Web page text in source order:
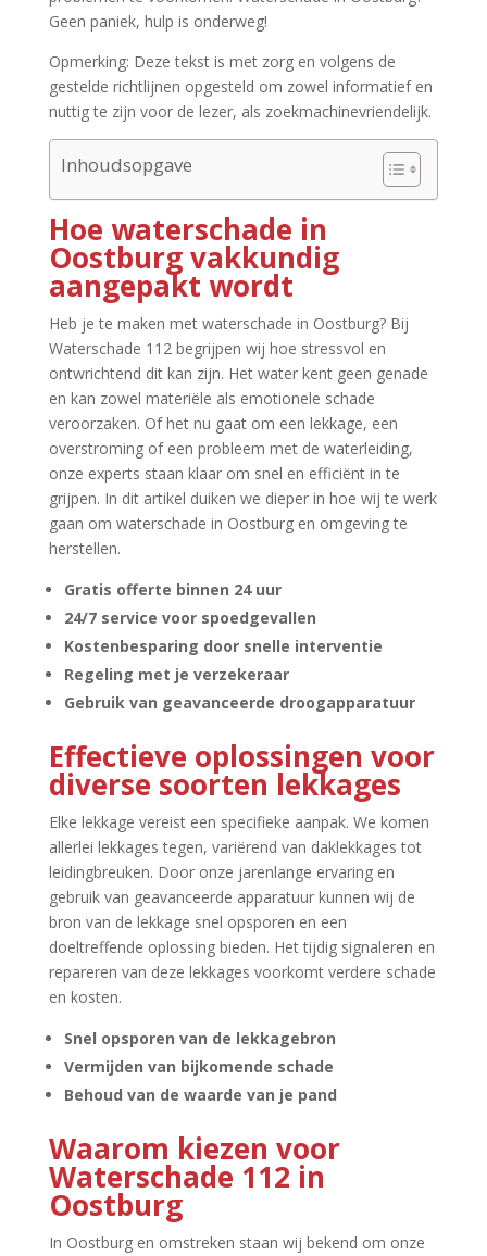
Geen paniek, hulp is onderweg!
Opmerking: Deze tekst is met zorg en volgens de
gestelde richtlijnen opgesteld om zowel informatief en
nuttig te zijn voor de lezer, als zoekmachinevriendelijk.​
Inhoudsopgave
Hoe waterschade in
Oostburg vakkundig
aangepakt wordt
Heb je te maken met waterschade in Oostburg? Bij
Waterschade 112 begrijpen wij hoe stressvol en
ontwrichtend dit kan zijn.​ Het water kent geen genade
en kan zowel materiële als emotionele schade
veroorzaken.​ Of het nu gaat om een lekkage, een
overstroming of een probleem met de waterleiding,
onze experts staan klaar om snel en efficiënt in te
grijpen.​ In dit artikel duiken we dieper in hoe wij te werk
gaan om waterschade in Oostburg en omgeving te
herstellen.​
Gratis offerte binnen 24 uur
24/7 service voor spoedgevallen
Kostenbesparing door snelle interventie
Regeling met je verzekeraar
Gebruik van geavanceerde droogapparatuur
Effectieve oplossingen voor
diverse soorten lekkages
Elke lekkage vereist een specifieke aanpak.​ We komen
allerlei lekkages tegen, variërend van daklekkages tot
leidingbreuken.​ Door onze jarenlange ervaring en
gebruik van geavanceerde apparatuur kunnen wij de
bron van de lekkage snel opsporen en een
doeltreffende oplossing bieden.​ Het tijdig signaleren en
repareren van deze lekkages voorkomt verdere schade
en kosten.​
Snel opsporen van de lekkagebron
Vermijden van bijkomende schade
Behoud van de waarde van je pand
Waarom kiezen voor
Waterschade 112 in
Oostburg
In Oostburg en omstreken staan wij bekend om onze